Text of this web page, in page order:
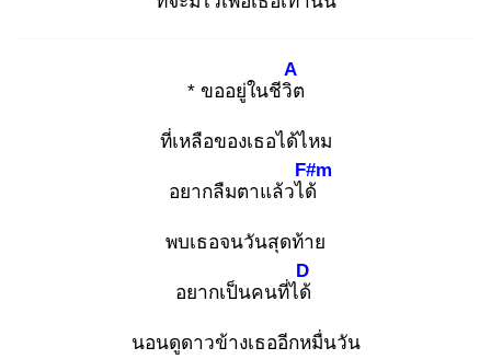
* ขออยู่ในชีวิต
A
ที่เหลือของเธอได้ไหม
อยากลืมตาแล้วได้
F#m
พบเธอจนวันสุดท้าย
อยากเป็นคนที่ได้
D
นอนดูดาวข้างเธออีกหมื่นวัน